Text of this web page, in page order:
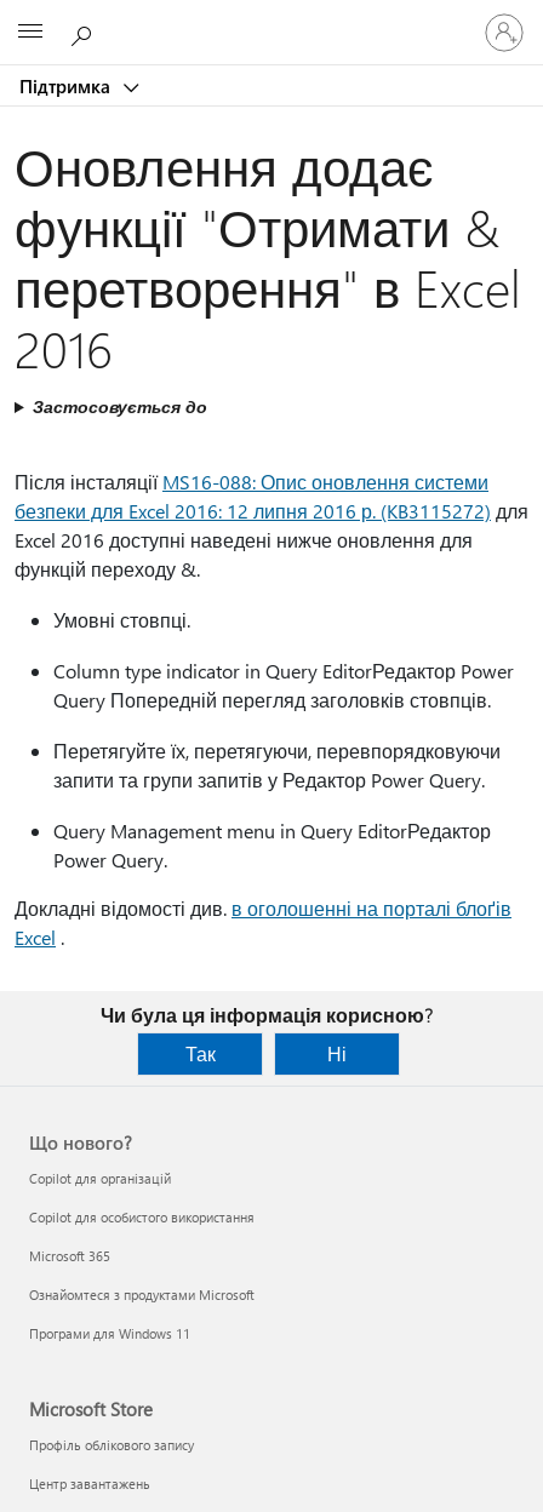
Підтримка
Увійдіть
свій
запис
Оновлення додає
функції "Отримати &
перетворення" в Excel
2016
Застосовується до
Після інсталяціїMS16-088: Опис оновлення системи
безпеки для Excel 2016: 12 липня 2016 р. (KB3115272) для
Excel 2016 доступні наведені нижче оновлення для
функцій переходу &.
Умовні стовпці.
Column type indicator in Query EditorРедактор Power
Query Попередній перегляд заголовків стовпців.
Перетягуйте їх, перетягуючи, перевпорядковуючи
запити та групи запитів у Редактор Power Query.
Query Management menu in Query EditorРедактор
Power Query.
Докладні відомості див. в оголошенні на порталі блоґів
Excel .
Чи була ця інформація корисною?
Так
Ні
Що нового?
Copilot для організацій
Copilot для особистого використання
Microsoft 365
Ознайомтеся з продуктами Microsoft
Програми для Windows 11
Microsoft Store
Профіль облікового запису
Центр завантажень